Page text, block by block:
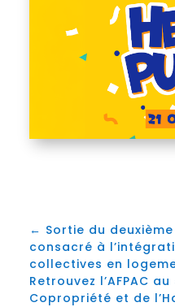
← Sortie du deuxième
consacré à
collectives en
Retrouvez l’AFPAC
Copropriété et de